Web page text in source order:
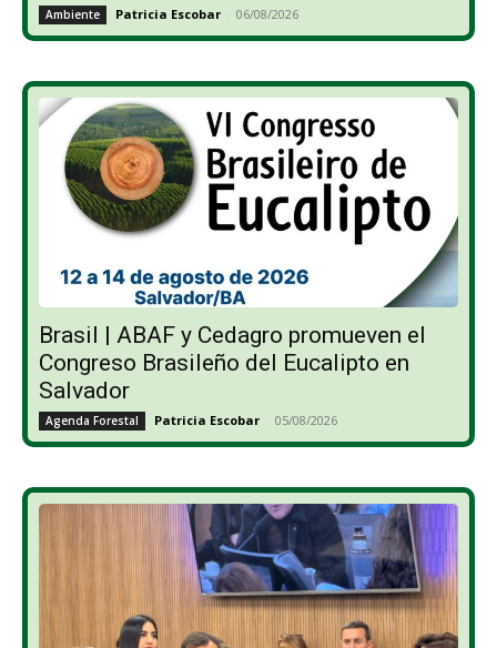
Ambiente Patricia Escobar - 06/08/2026
Brasil | ABAF y Cedagro promueven el
Congreso Brasileño del Eucalipto en
Salvador
Agenda Forestal Patricia Escobar - 05/08/2026